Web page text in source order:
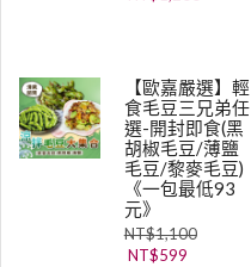
【歐嘉嚴選】輕
食毛豆三兄弟任
選-開封即食(黑
胡椒毛豆/薄鹽
毛豆/黎麥毛豆)
《一包最低93
元》
NT$1,100
NT$599